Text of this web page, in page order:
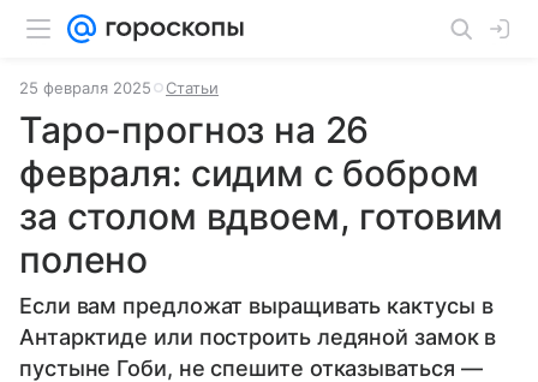
25 февраля 2025 Статьи
Таро-прогноз на 26
февраля: сидим с бобром
за столом вдвоем, готовим
полено
Если вам предложат выращивать кактусы в
Антарктиде или построить ледяной замок в
пустыне Гоби, не спешите отказываться —